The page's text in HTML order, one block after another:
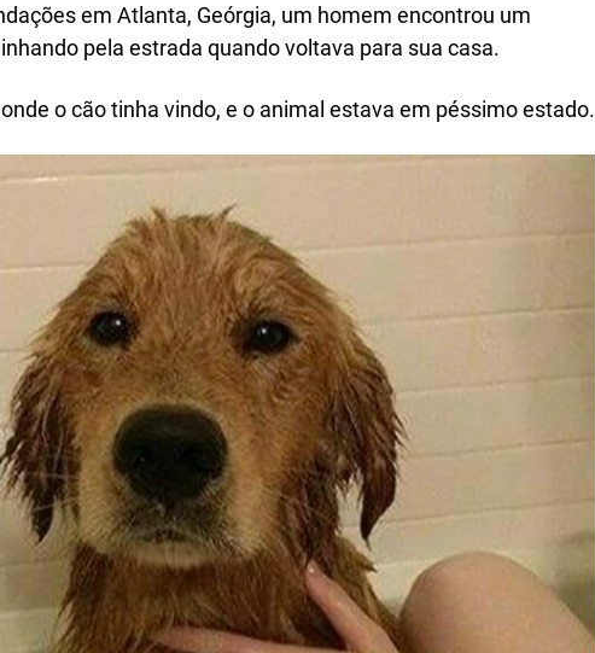
em Atlanta, Geórgia, um homem encontrou um
pela estrada quando voltava para sua casa.
o cão tinha vindo, e o animal estava em péssimo estado.